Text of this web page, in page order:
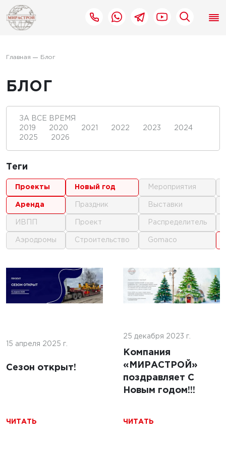
Главная Блог
БЛОГ
15 апреля 2025 г.
Сезон открыт!
ЧИТАТЬ
25 декабря 2023 г.
Компания
«МИРАСТРОЙ»
поздравляет С
Новым годом!!!
ЧИТАТЬ
16 июня 2025 г.
современные
подходы и
технологии
ЗА ВСЕ ВРЕМЯ
2019
2020 2021 2022 2023
2024
2025
2026
Теги
проекты
аренда
ИВПП
аэродромы
новый год
праздник
проект
строительство
мероприятия
выставки
распределитель
gomaco